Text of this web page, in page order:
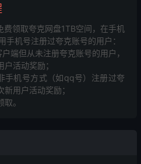
费领取夸克网盘1TB空间，在手机
手机号注册过夸克账号的用户：
端但从未注册夸克账号的用户，
活动奖励；
手机号方式（如qq号）注册过夸
用户活动奖励；
。